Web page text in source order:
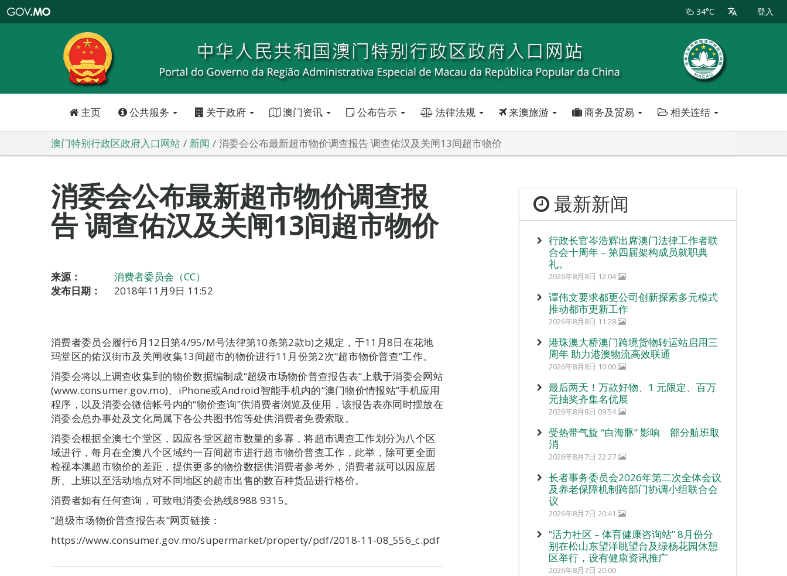
特
政
区
政
口
34°C 登入
主页 公共服务 关于政府 澳门资讯 公布告示 法律法规 来澳旅游 商务及贸易 相关连结
澳门特别行政区政府入口网站 新闻 消委会公布最新超市物价调查报告 调查佑汉及关闸13间超市物价
消委会公布最新超市物价调查报
告 调查佑汉及关闸13间超市物价
来源：
消费者委员会（CC）
发布日期：
2018年11月9日 11:52
消费者委员会履行6月12日第4/95/M号法律第10条第2款b)之规定，于11月8日在花地
玛堂区的佑汉街市及关闸收集13间超市的物价进行11月份第2次“超市物价普查”工作。
消委会将以上调查收集到的物价数据编制成“超级市场物价普查报告表”上载于消委会网站
(www.consumer.gov.mo)、iPhone或Android智能手机内的“澳门物价情报站”手机应用
程序，以及消委会微信帐号内的“物价查询”供消费者浏览及使用，该报告表亦同时摆放在
消委会总办事处及文化局属下各公共图书馆等处供消费者免费索取。
消委会根据全澳七个堂区，因应各堂区超市数量的多寡，将超市调查工作划分为八个区
域进行，每月在全澳八个区域约一百间超市进行超市物价普查工作，此举，除可更全面
检视本澳超市物价的差距，提供更多的物价数据供消费者参考外，消费者就可以因应居
所、上班以至活动地点对不同地区的超市出售的数百种货品进行格价。
消费者如有任何查询，可致电消委会热线8988 9315。
“超级市场物价普查报告表”网页链接：
https://www.consumer.gov.mo/supermarket/property/pdf/2018-11-08_556_c.pdf
最新新闻
行政长官岑浩辉出席澳门法律工作者联
合会十周年 – 第四届架构成员就职典
礼。
2026年8月8日 12:04
谭伟文要求都更公司创新探索多元模式
推动都市更新工作
2026年8月8日 11:28
港珠澳大桥澳门跨境货物转运站启用三
周年 助力港澳物流高效联通
2026年8月8日 10:00
最后两天！万款好物、1 元限定、百万
元抽奖齐集名优展
2026年8月8日 09:54
受热带气旋 “白海豚” 影响 部分航班取
消
2026年8月7日 22:27
长者事务委员会2026年第二次全体会议
及养老保障机制跨部门协调小组联合会
议
2026年8月7日 20:41
“活力社区 – 体育健康咨询站” 8月份分
别在松山东望洋眺望台及绿杨花园休憩
区举行，设有健康资讯推广
2026年8月7日 20:00